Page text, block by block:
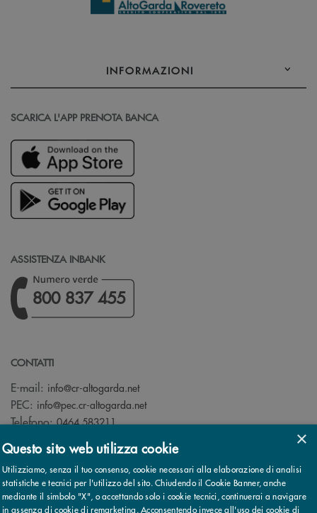
INFORMAZIONI
SCARICA L'APP PRENOTA BANCA
ASSISTENZA INBANK
800 837 455
CONTATTI
E-mail: info@cr-altogarda.net(si apre l’app di posta elettronica)
PEC: info@pec.cr-altogarda.net(si apre l’app di posta elettronica)
Telefono:0464 583211
© 2026 Cassa Rurale AltoGarda - Rovereto - Banca di Credito
×
Questo sito web utilizza cookie
Utilizziamo, senza il tuo consenso, cookie necessari alla elaborazione di analisi
statistiche e tecnici per l'utilizzo del sito. Chiudendo il Cookie Banner, anche
mediante il simbolo "X", o accettando solo i cookie tecnici, continuerai a navigare
in assenza di cookie di remarketing. Acconsentendo invece all'uso dei cookie di